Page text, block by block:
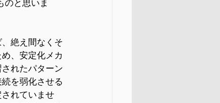
のと思いま
絶え間なくそ
、安定化メカ
れたパターン
を弱化させる
れていませ